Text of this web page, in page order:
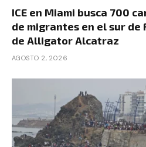
ICE en Miami busca 700
de migrantes en el sur
de Alligator Alcatraz
AGOSTO 2, 2026